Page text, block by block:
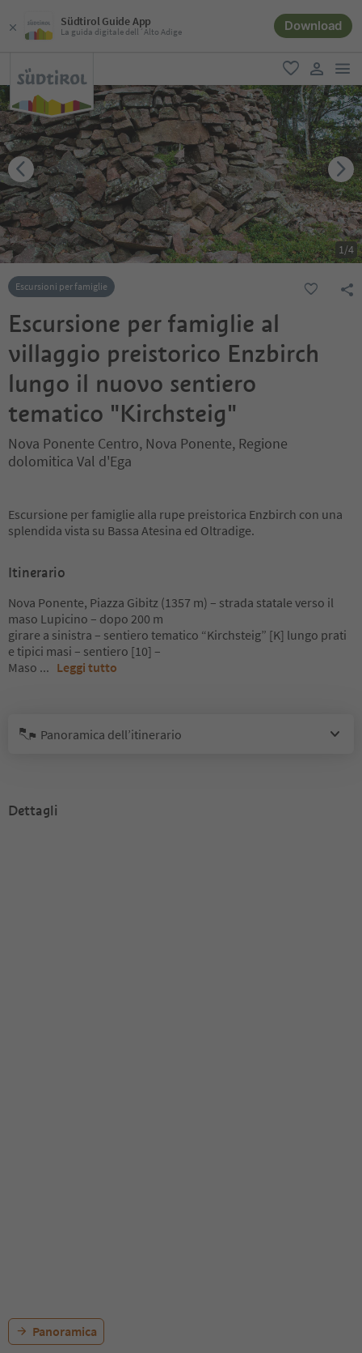
Südtirol Guide App
La guida digitale dell´Alto Adige Download
favoriti
user link
1/4
Escursioni per famiglie
Escursione per famiglie al
villaggio preistorico Enzbirch
lungo il nuovo sentiero
tematico "Kirchsteig"
Nova Ponente Centro, Nova Ponente, Regione
dolomitica Val d'Ega
Escursione per famiglie alla rupe preistorica Enzbirch con una
splendida vista su Bassa Atesina ed Oltradige.
Itinerario
Nova Ponente, Piazza Gibitz (1357 m) – strada statale verso il
maso Lupicino – dopo 200 m
girare a sinistra – sentiero tematico “Kirchsteig” [K] lungo prati
e tipici masi – sentiero [10] –
Maso ... Leggi tutto
Panoramica dell’itinerario
Dettagli
Panoramica